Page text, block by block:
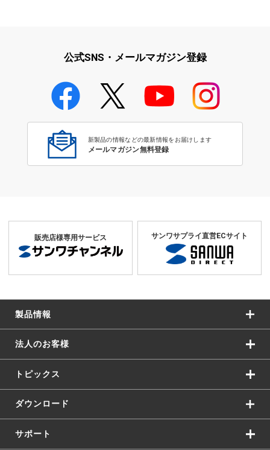
学校教育のICT環境整備特集
公式SNS・メールマガジン登録
新製品の情報などの最新情報をお届けします
メールマガジン無料登録
販売店様専用サービス サンワサプライ直営ECサイト
製品情報
法人のお客様
トピックス
ダウンロード
サポート